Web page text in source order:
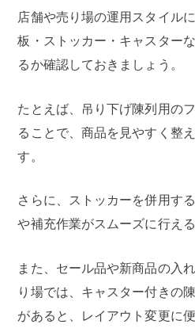
店舗や売り場の運用スタイル
板・ストッカー・キャスター
るか確認しておきましょう。
たとえば、吊り下げ陳列用の
ることで、商品を見やすく整
す。
さらに、ストッカーを併用す
や補充作業がスムーズに行え
また、セール品や新商品の入
り場では、キャスター付きの
があると、レイアウト変更に便